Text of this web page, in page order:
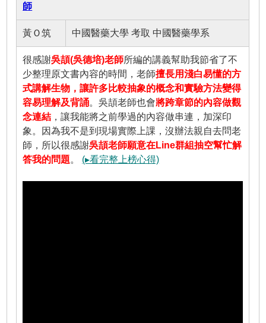
師
黃Ｏ筑 中國醫藥大學 考取 中國醫藥學系
很感謝吳頡(吳德培)老師所編的講義幫助我節省了不
少整理原文書內容的時間，老師擅長用淺白易懂的方
式講解生物，讓許多比較抽象的概念和實驗方法變得
容易理解及背誦。吳頡老師也會將跨章節的內容做觀
念連結 ，讓我能將之前學過的內容做串連，加深印
象。因為我不是到現場實際上課，沒辦法親自去問老
師，所以很感謝吳頡老師願意在Line群組抽空幫忙解
答我的問題。 (▸看完整上榜心得)